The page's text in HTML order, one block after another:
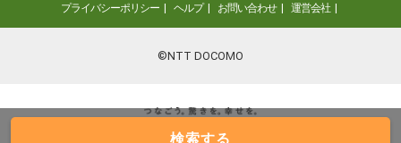
プライバシーポリシー ヘルプ お問い合わせ 運営会社
©NTT DOCOMO
検索する